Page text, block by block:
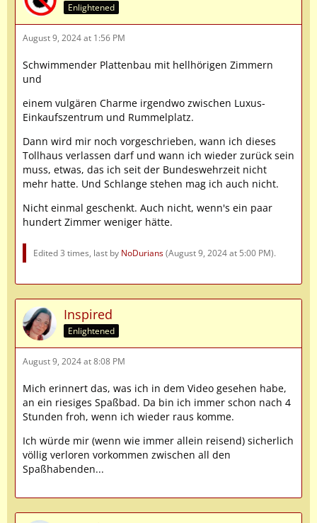
Enlightened
August 9, 2024 at 1:56 PM
Schwimmender Plattenbau mit hellhörigen Zimmern
und
einem vulgären Charme irgendwo zwischen Luxus-
Einkaufszentrum und Rummelplatz.
Dann wird mir noch vorgeschrieben, wann ich dieses
Tollhaus verlassen darf und wann ich wieder zurück sein
muss, etwas, das ich seit der Bundeswehrzeit nicht
mehr hatte. Und Schlange stehen mag ich auch nicht.
Nicht einmal geschenkt. Auch nicht, wenn's ein paar
hundert Zimmer weniger hätte.
Edited 3 times, last by NoDurians(August 9, 2024 at 5:00 PM).
Inspired
Enlightened
August 9, 2024 at 8:08 PM
Mich erinnert das, was ich in dem Video gesehen habe,
an ein riesiges Spaßbad. Da bin ich immer schon nach 4
Stunden froh, wenn ich wieder raus komme.
Ich würde mir (wenn wie immer allein reisend) sicherlich
völlig verloren vorkommen zwischen all den
Spaßhabenden...